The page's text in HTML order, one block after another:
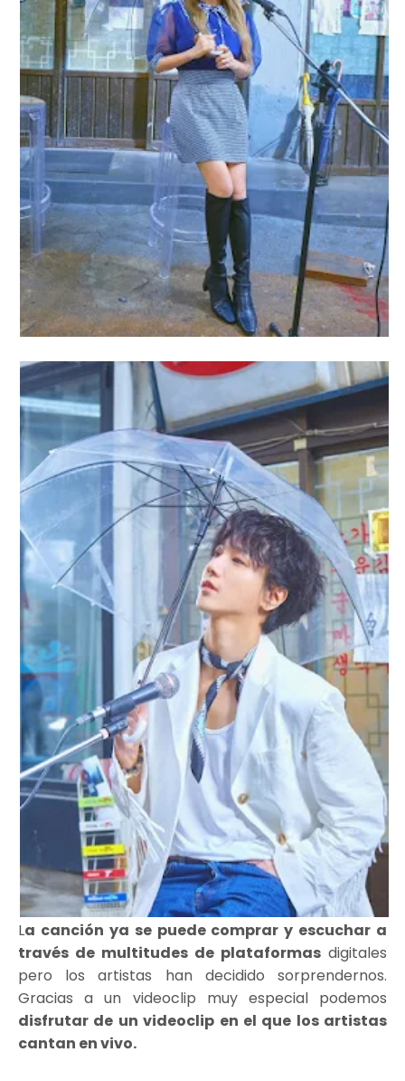
La canción ya se puede comprar y escuchar a
través de multitudes de plataformas digitales
pero los artistas han decidido sorprendernos.
Gracias a un videoclip muy especial podemos
disfrutar de un videoclip en el que los artistas
cantan en vivo.